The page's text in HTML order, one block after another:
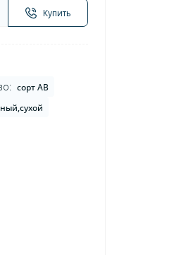
Купить
сорт AB